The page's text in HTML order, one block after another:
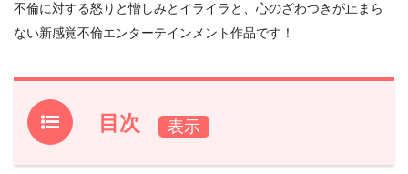
不倫に対する怒りと憎しみとイライラと、心のざわつきが止まら
ない新感覚不倫エンターテインメント作品です！
目次
1.『サレタガワのブルー』犬飼貴丈&堀未央奈W主演でテ